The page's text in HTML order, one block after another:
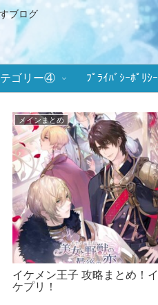
ブログ
テゴリー④ ﾌﾟﾗｲﾊﾞｼｰﾎﾟﾘｼｰ
★攻略まとめ(誓いのキス)
誓いのキスは突然に イベント
攻略！ラブ度数値＆選択肢ま